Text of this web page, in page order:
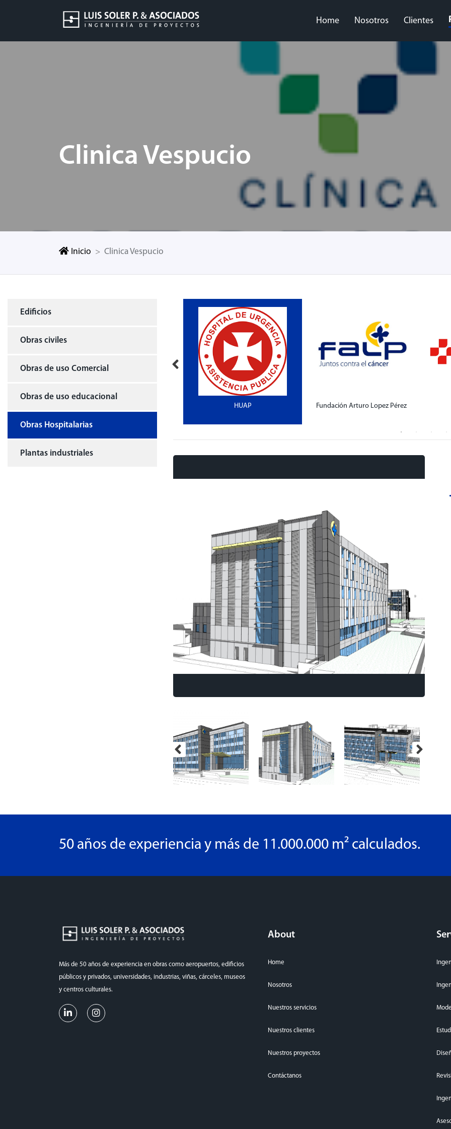
Home Nosotros Clientes
Clinica Vespucio
Inicio Clinica Vespucio
Edificios
Obras civiles
Obras de uso Comercial
Obras de uso educacional
Obras Hospitalarias
Plantas industriales
HUAP Fundación Arturo Lopez Pérez
50 años de experiencia y más de 11.000.000 m² calculados.
Más de 50 años de experiencia en obras como aeropuertos, edificios
públicos y privados, universidades, industrias, viñas, cárceles, museos
y centros culturales.
About
Home
Nosotros
Nuestros servicios
Nuestros clientes
Nuestros proyectos
Contáctanos